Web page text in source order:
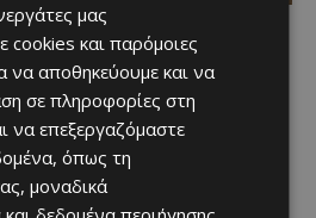
ΜΈΝΟΥΜΕ ΚΎΠΡΟ
Πανηγύρι Λάγιας 2026:
Δύο ημέρες γεμάτες
παράδοση, μουσική και
κυπριακή φιλοξενία
Αν ψάχνεις μια αυθεντική
καλοκαιρινή εμπειρία σε ένα
μας
cookies και παρόμοιες
να αποθηκεύουμε και να
σε πληροφορίες στη
να επεξεργαζόμαστε
όπως τη
μοναδικά